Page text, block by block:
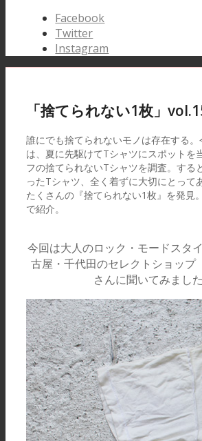
Facebook
Twitter
Instagram
「捨てられない1枚」
誰にでも捨てられないモノは存在する
は、夏に先駆けてTシャツにスポットを
フの捨てられないTシャツを調査。する
ったTシャツ、全く着ずに大切にとって
たくさんの『捨てられない1枚』を発見
で紹介。
今回は大人のロック・モードスタ
古屋・千代田のセレクトショップ
さんに聞いてみました